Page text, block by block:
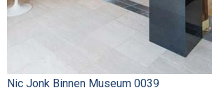
Nic Jonk Binnen Museum 0039